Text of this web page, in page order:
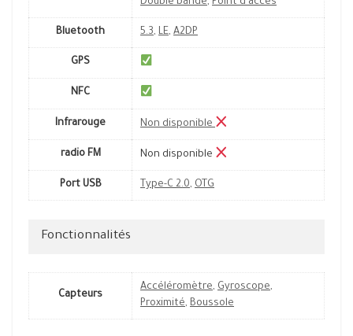
Double bande, Point d'accès
Bluetooth 5.3, LE, A2DP
GPS
NFC
Infrarouge Non disponible
radio FM Non disponible
Port USB Type-C 2.0, OTG
Fonctionnalités
Capteurs
Accéléromètre, Gyroscope,
Proximité, Boussole